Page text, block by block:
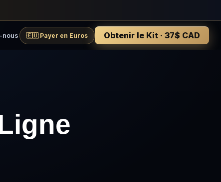
nous 🇪🇺 Payer en Euros Obtenir le Kit · 37$ CAD